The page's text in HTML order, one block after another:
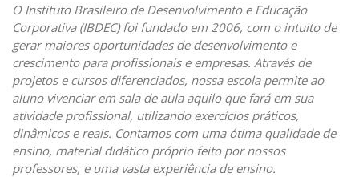
O Instituto Brasileiro de Desenvolvimento e Educação
Corporativa (IBDEC) foi fundado em 2006, com o intuito de
gerar maiores oportunidades de desenvolvimento e
crescimento para profissionais e empresas. Através de
projetos e cursos diferenciados, nossa escola permite ao
aluno vivenciar em sala de aula aquilo que fará em sua
atividade profissional, utilizando exercícios práticos,
dinâmicos e reais. Contamos com uma ótima qualidade de
ensino, material didático próprio feito por nossos
professores, e uma vasta experiência de ensino.